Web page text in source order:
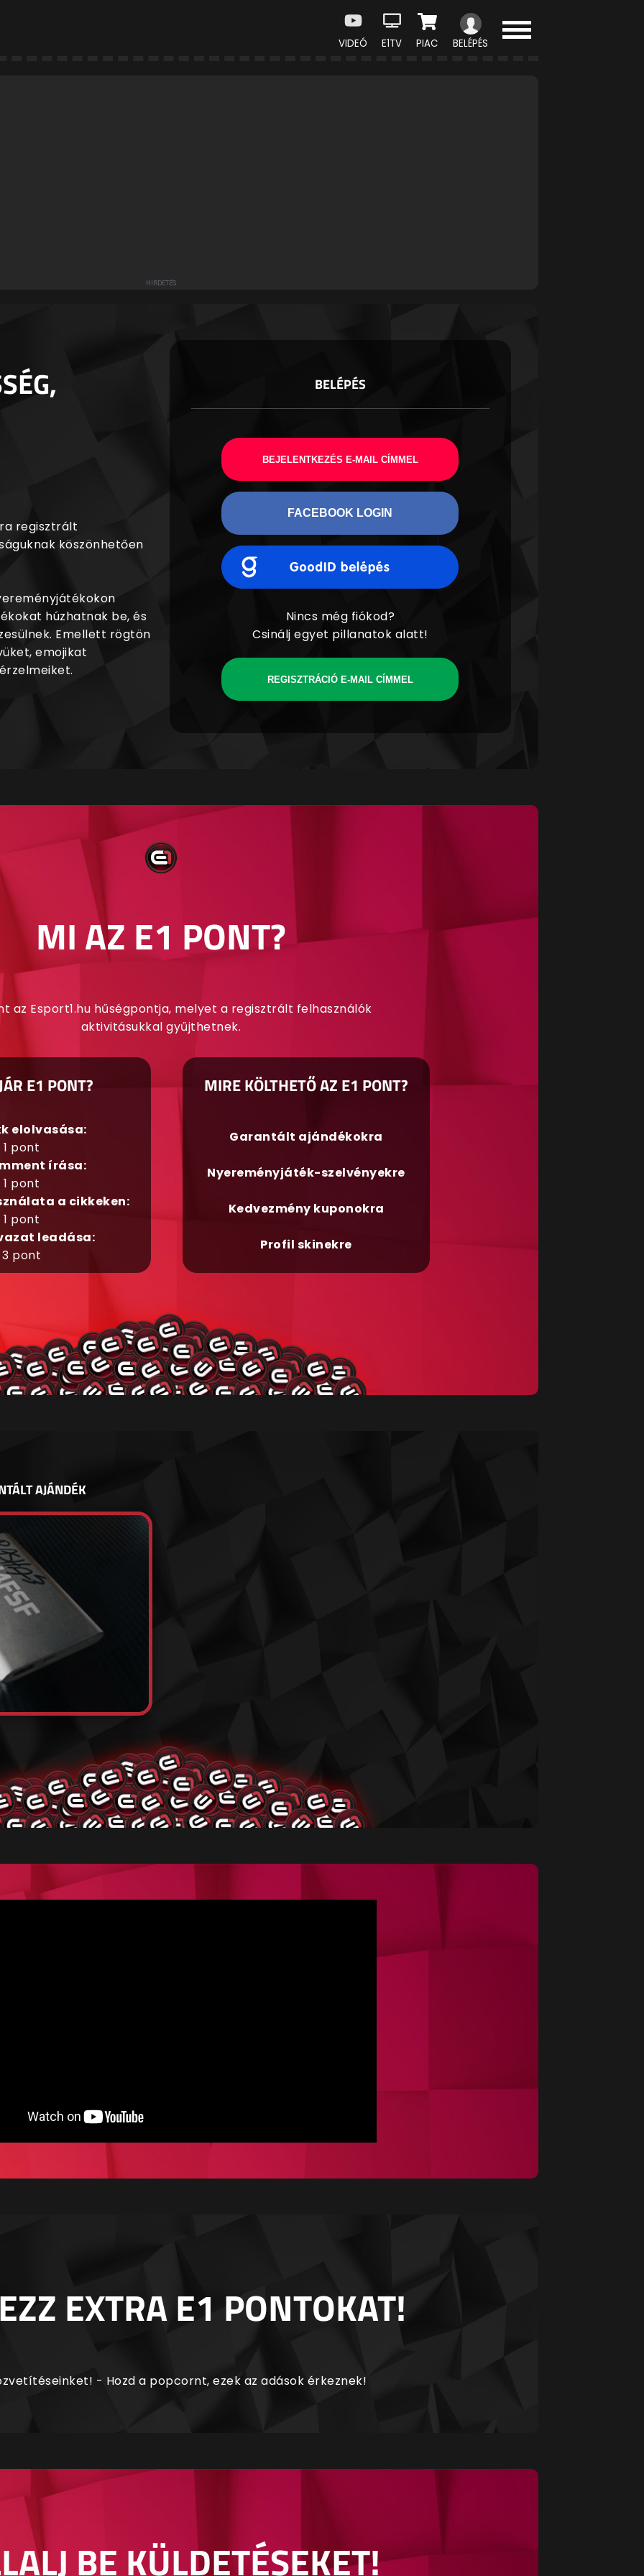
VIDEÓ E1TV PIAC BELÉPÉS
regisztrált
köszönhetően
húzhatnak be, és
Emellett rögtön
emojikat
BELÉPÉS
BEJELENTKEZÉS E-MAIL CÍMMEL
FACEBOOK LOGIN
Nincs még fiókod?
Csinálj egyet pillanatok alatt!
REGISZTRÁCIÓ E-MAIL CÍMMEL
MI AZ E1 PONT?
az Esport1.hu hűségpontja, melyet a regisztrált felhasználók
aktivitásukkal gyűjthetnek.
E1 PONT?
elolvasása:
1 pont
írása:
1 pont
a cikkeken:
1 pont
leadása:
3 pont
MIRE KÖLTHETŐ AZ E1 PONT?
Garantált ajándékokra
Nyereményjáték-szelvényekre
Kedvezmény kuponokra
Profil skinekre
AJÁNDÉK
EXTRA E1 PONTOKAT!
- Hozd a popcornt, ezek az adások érkeznek!
BE KÜLDETÉSEKET!